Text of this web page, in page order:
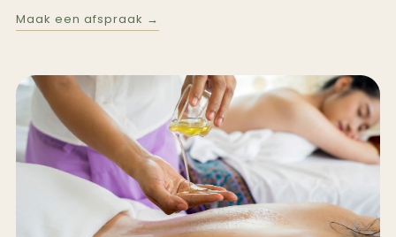
Maak een afspraak →